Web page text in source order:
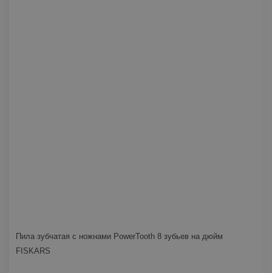
Пила зубчатая с ножнами PowerTooth 8 зубьев на дюйм
FISKARS